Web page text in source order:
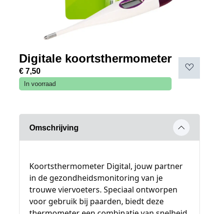
Digitale koortsthermometer
€ 7,50
In voorraad
Omschrijving
Koortsthermometer Digital, jouw partner
in de gezondheidsmonitoring van je
trouwe viervoeters. Speciaal ontworpen
voor gebruik bij paarden, biedt deze